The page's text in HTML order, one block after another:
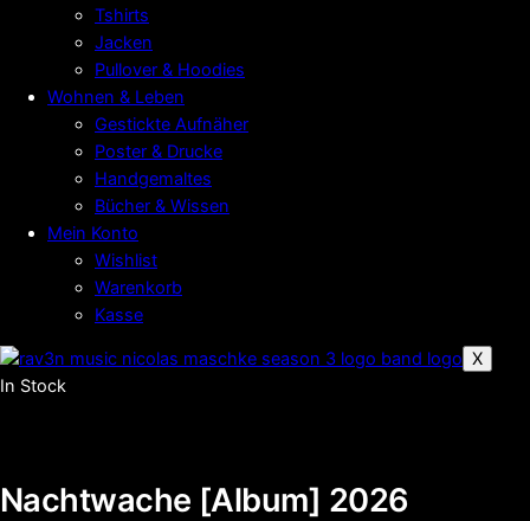
Tshirts
Jacken
Pullover & Hoodies
Wohnen & Leben
Gestickte Aufnäher
Poster & Drucke
Handgemaltes
Bücher & Wissen
Mein Konto
Wishlist
Warenkorb
Kasse
X
In Stock
Nachtwache [Album] 2026